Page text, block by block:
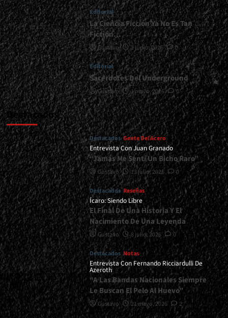
Editorial
La Ciencia Ficción Ya No Es Tan
Ficción…
Gustavo 1 junio, 2026 0
Editorial
Sacerdotes Del Underground
Gustavo 1 mayo, 2026 0
Destacados
Destacados Gente Del Acero
Entrevista Con Juan Granado
“Jamás Me Sentí Un Bicho Raro”
Gustavo 13 julio, 2026 0
Destacados Reseñas
Ícaro: Siendo Libre
El Final De Una Historia Y El
Nacimiento De Una Leyenda
Gustavo 8 julio, 2026 0
Destacados Notas
Entrevista Con Fernando Ricciardulli De
Azeroth
“A Las Bandas Nacionales Siempre
Le Buscan El Pelo Al Huevo”
Gustavo 21 mayo, 2026 2